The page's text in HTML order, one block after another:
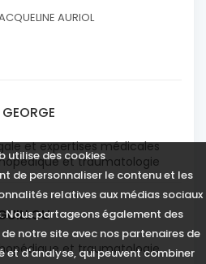
utilise des cookies
de personnaliser le contenu et les
relatives aux médias sociaux
partageons également des
notre site avec nos partenaires de
et d'analyse, qui peuvent combiner
AURIOL
et expertises médicales
et traumatologie
et traumatologie